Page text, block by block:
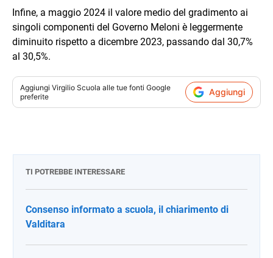
Infine, a maggio 2024 il valore medio del gradimento ai
singoli componenti del Governo Meloni è leggermente
diminuito rispetto a dicembre 2023, passando dal 30,7%
al 30,5%.
Aggiungi Virgilio Scuola alle tue fonti Google
preferite
Aggiungi
TI POTREBBE INTERESSARE
Consenso informato a scuola, il chiarimento di
Valditara